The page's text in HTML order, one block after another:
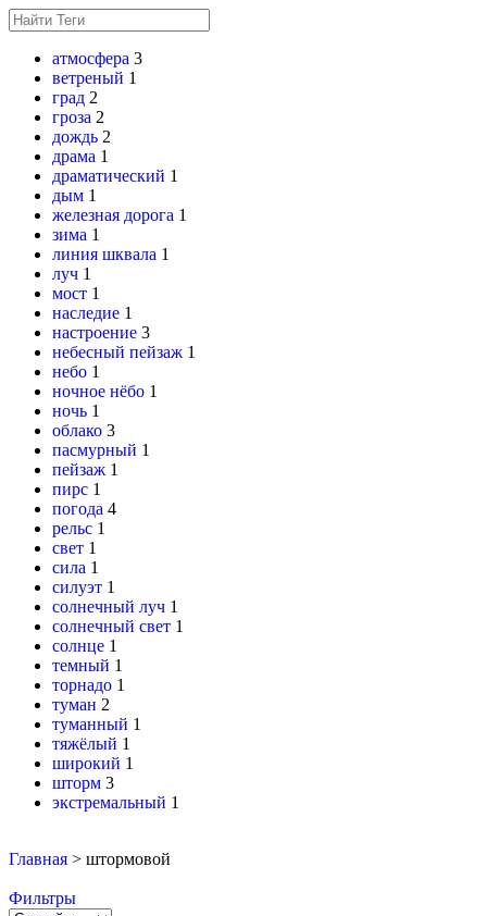
атмосфера 3
ветреный 1
град 2
гроза 2
дождь 2
драма 1
драматический 1
дым 1
железная дорога 1
зима 1
линия шквала 1
луч 1
мост 1
наследие 1
настроение 3
небесный пейзаж 1
небо 1
ночное нёбо 1
ночь 1
облако 3
пасмурный 1
пейзаж 1
пирс 1
погода 4
рельс 1
свет 1
сила 1
силуэт 1
солнечный луч 1
солнечный свет 1
солнце 1
темный 1
торнадо 1
туман 2
туманный 1
тяжёлый 1
широкий 1
шторм 3
экстремальный 1
Главная > штормовой
Фильтры